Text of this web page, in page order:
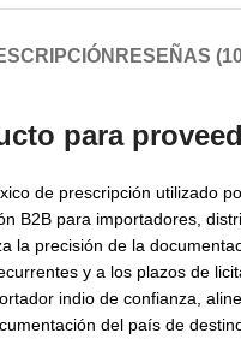
RESEÑAS
para
de prescripción utilizado
B2B para importadores,
la precisión de la
y a los plazos de
indio de confianza,
del país de